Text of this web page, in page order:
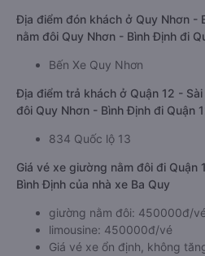
Địa điểm đón khách ở Quy Nhơn -
nằm đôi Quy Nhơn - Bình Định đi
Bến Xe Quy Nhơn
Địa điểm trả khách ở Quận 12 -
đôi Quy Nhơn - Bình Định đi Quận
834 Quốc lộ 13
Giá vé xe giường nằm đôi đi Quận
Bình Định của nhà xe Ba Quy
giường nằm đôi: 450000đ/vé
limousine: 450000đ/vé
Giá vé xe ổn định, không